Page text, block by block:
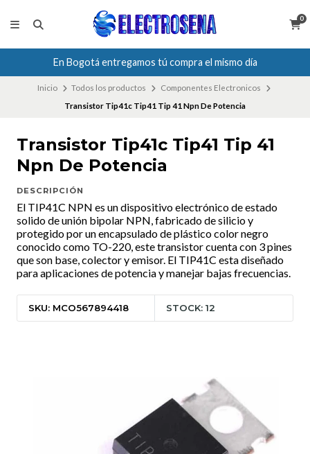
0
En Bogotá entregamos tú compra el mismo día
Inicio Todos los productos
Componentes Electronicos
Transistor Tip41c Tip41 Tip 41 Npn De Potencia
Transistor Tip41c Tip41 Tip 41
Npn De Potencia
DESCRIPCIÓN
El TIP41C NPN es un dispositivo electrónico de estado
solido de unión bipolar NPN, fabricado de silicio y
protegido por un encapsulado de plástico color negro
conocido como TO-220, este transistor cuenta con 3 pines
que son base, colector y emisor. El TIP41C esta diseñado
para aplicaciones de potencia y manejar bajas frecuencias.
SKU: MCO567894418 STOCK: 12